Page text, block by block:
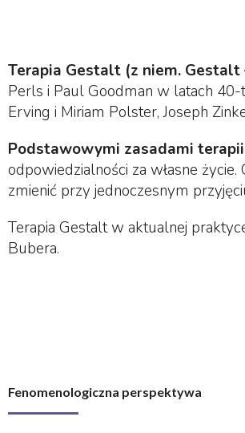
Terapia Gestalt (z niem. Gestalt
Perls i Paul Goodman w latach
Erving i Miriam Polster, Joseph
Podstawowymi zasadami
odpowiedzialności za własne
zmienić przy jednoczesnym
Terapia Gestalt w aktualnej
Bubera.
Fenomenologiczna perspektywa